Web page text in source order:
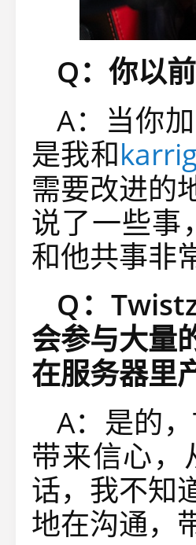
Q：你以
A：当你
是我和
需要改进的
说了一些事
和他共事非
Q：
会参与大量
在服务器里
A：是的，
带来信心，
话，我不知
地在沟通，